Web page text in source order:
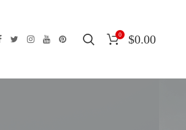
0 $0.00